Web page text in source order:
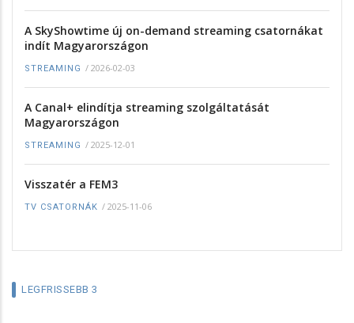
A SkyShowtime új on-demand streaming csatornákat
indít Magyarországon
STREAMING / 2026-02-03
A Canal+ elindítja streaming szolgáltatását
Magyarországon
STREAMING / 2025-12-01
Visszatér a FEM3
TV CSATORNÁK / 2025-11-06
LEGFRISSEBB 3